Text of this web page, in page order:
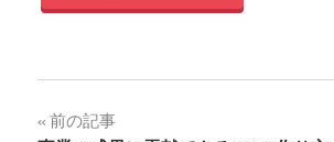
投
前の記事